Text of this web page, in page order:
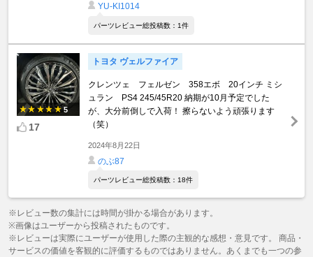
YU-KI1014
パーツレビュー総投稿数：1件
5
17
トヨタ ヴェルファイア
クレンツェ フェルゼン 358エボ 20インチ ミシ
ュラン PS4 245/45R20 納期が10月予定でした
が、大分前倒しで入荷！ 擦らないよう頑張ります
（笑）
2024年8月22日
のぶ87
パーツレビュー総投稿数：18件
※レビュー数の集計には時間が掛かる場合があります。
※画像はユーザーから投稿されたものです。
※レビューは実際にユーザーが使用した際の主観的な感想・意見です。 商品・
サービスの価値を客観的に評価するものではありません。あくまでも一つの参